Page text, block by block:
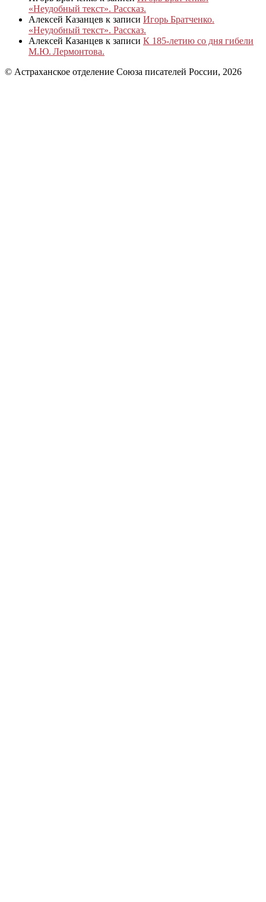
«Неудобный текст». Рассказ.
Алексей Казанцев к записи Игорь Братченко.
«Неудобный текст». Рассказ.
Алексей Казанцев к записи К 185‑летию со дня гибели
М.Ю. Лермонтова.
© Астраханское отделение Союза писателей России, 2026